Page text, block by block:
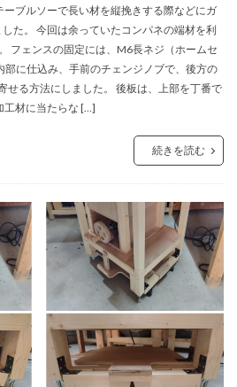
ーブルソーで長い材を縦挽きする際などにガ
た。 今回は余っていたコンパネの端材を利
フェンスの固定には、M6長ネジ（ホームセ
に仕込み、手前のチェンジノブで、後方の
せる方法にしました。 後板は、上部を丁番で
工材に当たらな […]
続きを読む